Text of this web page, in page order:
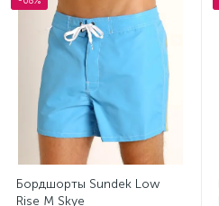
Бордшорты Sundek Low
Rise M Skye